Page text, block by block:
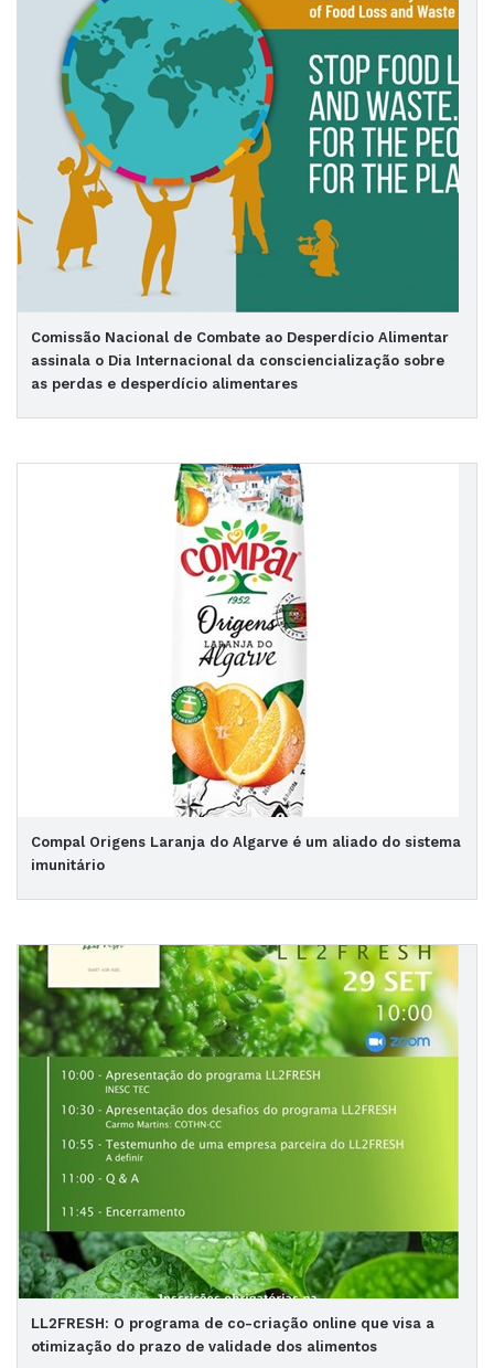
Comissão Nacional de Combate ao Desperdício Alimentar
assinala o Dia Internacional da consciencialização sobre
as perdas e desperdício alimentares
Compal Origens Laranja do Algarve é um aliado do sistema
imunitário
LL2FRESH: O programa de co-criação online que visa a
otimização do prazo de validade dos alimentos